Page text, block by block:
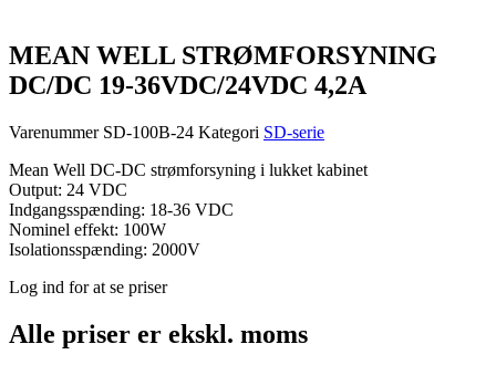
MEAN WELL STRØMFORSYNING
DC/DC 19-36VDC/24VDC 4,2A
Varenummer SD-100B-24 Kategori SD-serie
Mean Well DC-DC strømforsyning i lukket kabinet
Output: 24 VDC
Indgangsspænding: 18-36 VDC
Nominel effekt: 100W
Isolationsspænding: 2000V
Log ind for at se priser
Alle priser er ekskl. moms